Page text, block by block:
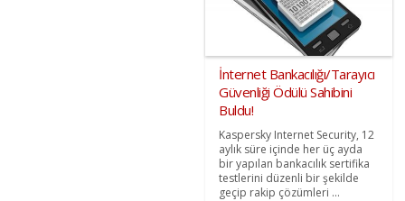
İnternet Bankacılığı/Tarayıcı
Güvenliği Ödülü Sahibini
Buldu!
Kaspersky Internet Security, 12
aylık süre içinde her üç ayda
bir yapılan bankacılık sertifika
testlerini düzenli bir şekilde
geçip rakip çözümleri ...